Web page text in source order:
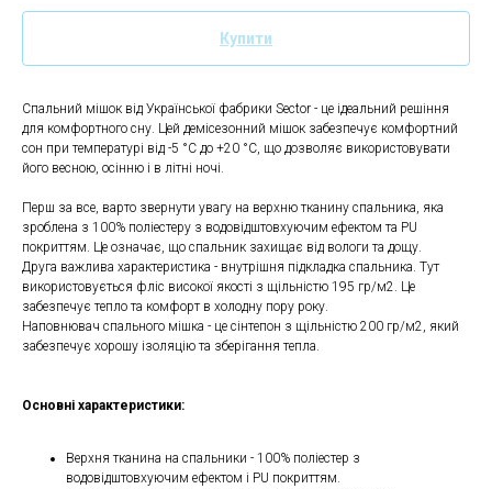
Купити
Спальний мішок від Української фабрики Sector - це ідеальний решіння
для комфортного сну. Цей демісезонний мішок забезпечує комфортний
сон при температурі від -5 °C до +20 °C, що дозволяє використовувати
його весною, осінню і в літні ночі.
Перш за все, варто звернути увагу на верхню тканину спальника, яка
зроблена з 100% поліестеру з водовідштовхуючим ефектом та PU
покриттям. Це означає, що спальник захищає від вологи та дощу.
Друга важлива характеристика - внутрішня підкладка спальника. Тут
використовується фліс високої якості з щільністю 195 гр/м2. Це
забезпечує тепло та комфорт в холодну пору року.
Наповнювач спального мішка - це сінтепон з щільністю 200 гр/м2, який
забезпечує хорошу ізоляцію та зберігання тепла.
Основні характеристики:
Верхня тканина на спальники - 100% поліестер з
водовідштовхуючим ефектом і PU покриттям.